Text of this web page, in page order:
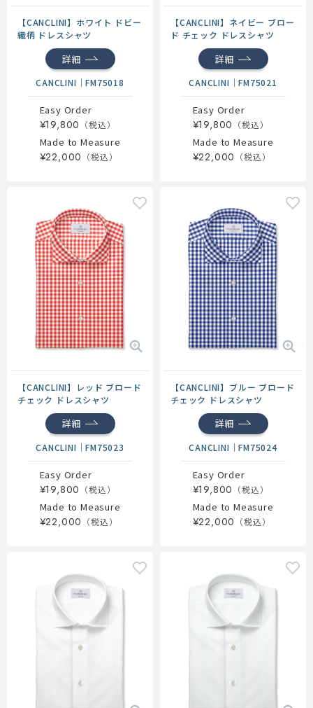
【CANCLINI】ホワイト ドビー
織柄 ドレスシャツ
詳細
CANCLINI ｜FM75018
Easy Order
¥19,800
Made to Measure
¥22,000
【CANCLINI】ネイビー ブロー
ド チェック ドレスシャツ
詳細
CANCLINI ｜FM75021
Easy Order
¥19,800
Made to Measure
¥22,000
【CANCLINI】レッド ブロード
チェック ドレスシャツ
詳細
CANCLINI ｜FM75023
Easy Order
¥19,800
Made to Measure
¥22,000
【CANCLINI】ブルー ブロード
チェック ドレスシャツ
詳細
CANCLINI ｜FM75024
Easy Order
¥19,800
Made to Measure
¥22,000